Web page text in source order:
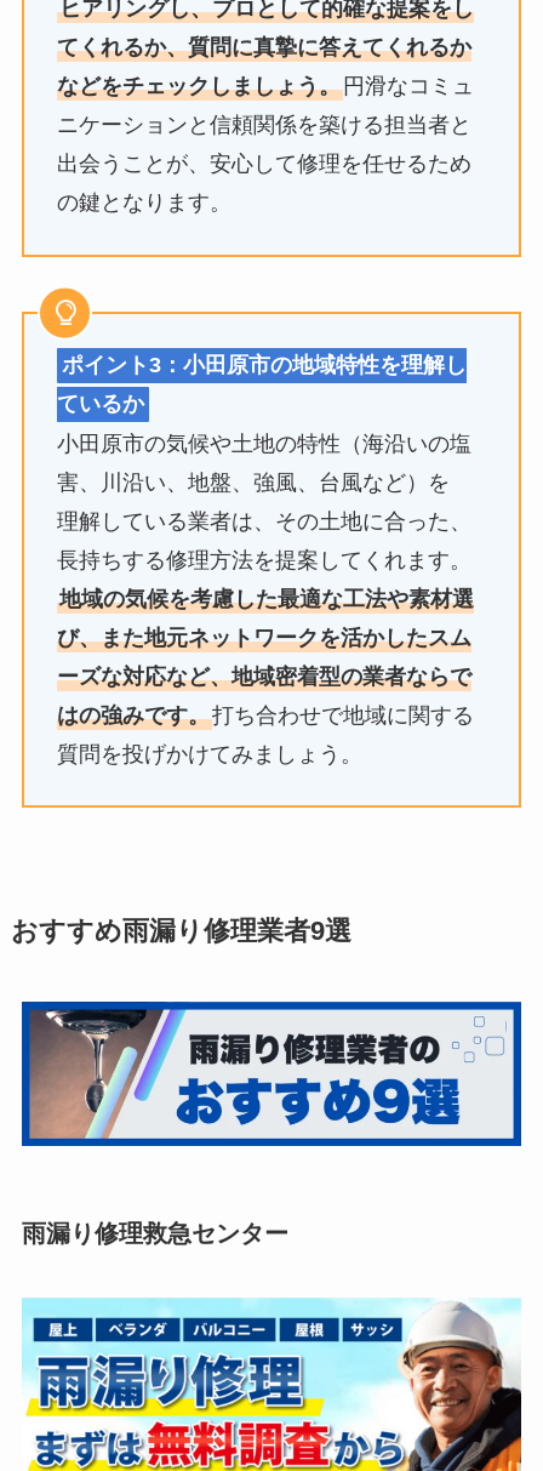
ヒアリングし、プロとして的確な提案をし
てくれるか、質問に真摯に答えてくれるか
などをチェックしましょう。円滑なコミュ
ニケーションと信頼関係を築ける担当者と
出会うことが、安心して修理を任せるため
の鍵となります。
ポイント3：小田原市の地域特性を理解し
ているか
小田原市の気候や土地の特性（海沿いの塩
害、川沿い、地盤、強風、台風など）を
理解している業者は、その土地に合った、
長持ちする修理方法を提案してくれます。
地域の気候を考慮した最適な工法や素材選
び、また地元ネットワークを活かしたスム
ーズな対応など、地域密着型の業者ならで
はの強みです。打ち合わせで地域に関する
質問を投げかけてみましょう。
おすすめ雨漏り修理業者9選
雨漏り修理救急センター